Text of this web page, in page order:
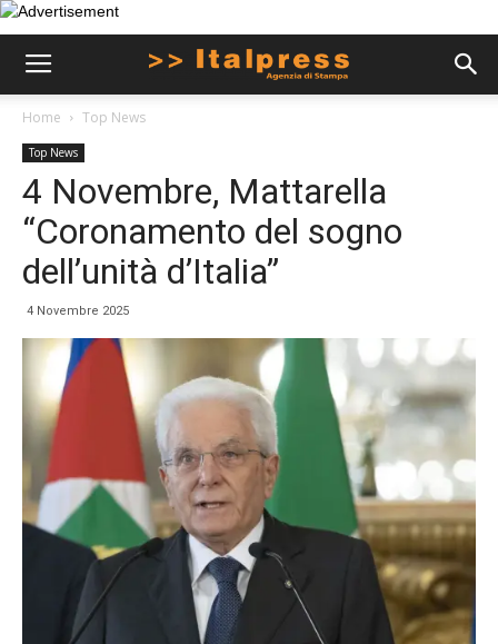
Home Top News
Top News
4 Novembre, Mattarella
“Coronamento del sogno
dell’unità d’Italia”
4 Novembre 2025